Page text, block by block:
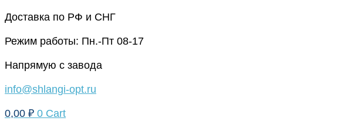
Перейти
содержимому
Доставка по РФ и СНГ
Режим работы: Пн.-Пт 08-17
Напрямую с завода
info@shlangi-opt.ru
0,00 ₽ 0 Cart